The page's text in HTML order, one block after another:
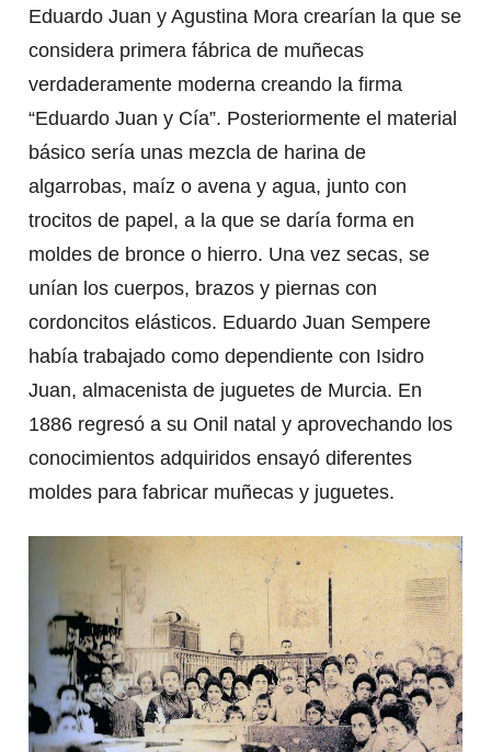
Eduardo Juan y Agustina Mora crearían la que se
considera primera fábrica de muñecas
verdaderamente moderna creando la firma
“Eduardo Juan y Cía”. Posteriormente el material
básico sería unas mezcla de harina de
algarrobas, maíz o avena y agua, junto con
trocitos de papel, a la que se daría forma en
moldes de bronce o hierro. Una vez secas, se
unían los cuerpos, brazos y piernas con
cordoncitos elásticos. Eduardo Juan Sempere
había trabajado como dependiente con Isidro
Juan, almacenista de juguetes de Murcia. En
1886 regresó a su Onil natal y aprovechando los
conocimientos adquiridos ensayó diferentes
moldes para fabricar muñecas y juguetes.